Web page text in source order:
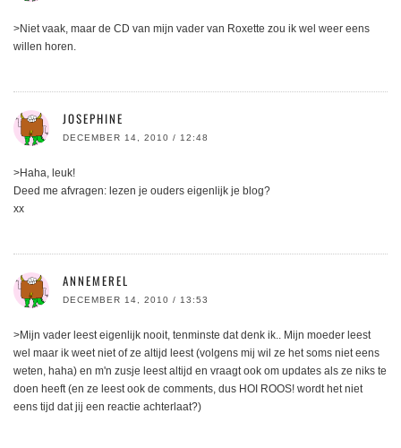
>Niet vaak, maar de CD van mijn vader van Roxette zou ik wel weer eens
willen horen.
JOSEPHINE
DECEMBER 14, 2010 / 12:48
>Haha, leuk!
Deed me afvragen: lezen je ouders eigenlijk je blog?
xx
ANNEMEREL
DECEMBER 14, 2010 / 13:53
>Mijn vader leest eigenlijk nooit, tenminste dat denk ik.. Mijn moeder leest
wel maar ik weet niet of ze altijd leest (volgens mij wil ze het soms niet eens
weten, haha) en m'n zusje leest altijd en vraagt ook om updates als ze niks te
doen heeft (en ze leest ook de comments, dus HOI ROOS! wordt het niet
eens tijd dat jij een reactie achterlaat?)